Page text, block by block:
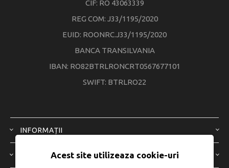
CIF: RO 43063339
REG COM: J33/1195/2020
EUID: ROONRC.J33/1195/2020
BANCA TRANSILVANIA
IBAN: RO82BTRLRONCRT0567677101
SWIFT: BTRLRO22
INFORMAȚII
SERVICIU CLIENȚI
Acest site utilizeaza cookie-uri